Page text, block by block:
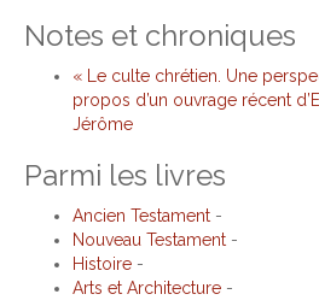
Notes et chroniques
« Le culte chrétien. Une
propos d’un ouvrage récent
Jérôme
Parmi les livres
Ancien Testament -
Nouveau Testament -
Histoire -
Arts et Architecture -